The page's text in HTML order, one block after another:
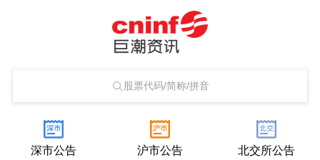
股票代码/简称/拼音
深市公告 沪市公告 北交所公告